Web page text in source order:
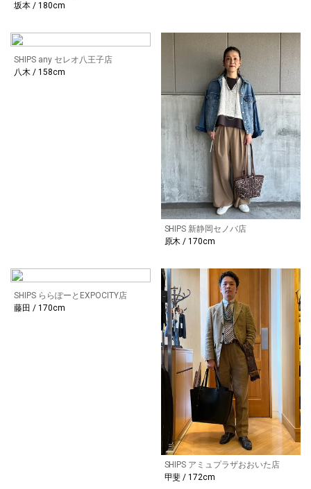
坂本 / 180cm
SHIPS any セレオ八王子店
八木 / 158cm
SHIPS 新静岡セノバ店
原木 / 170cm
SHIPS ららぽーとEXPOCITY店
藤田 / 170cm
SHIPS アミュプラザおおいた店
甲斐 / 172cm